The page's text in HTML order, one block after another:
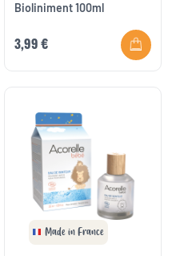
Bioliniment 100ml
3,99 €
Made in France